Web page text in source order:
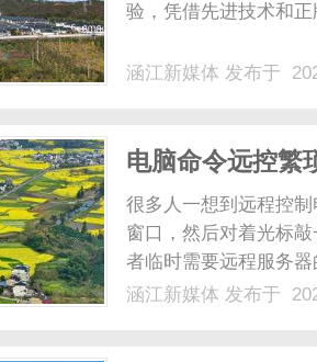
验，凭借先进技术和
涵江新媒体 发布于
电脑命令远控繁
很多人一想到远程控
窗口，然后对着光标
者临时需要远程服务
端口号、密钥对、登
涵江新媒体 发布于